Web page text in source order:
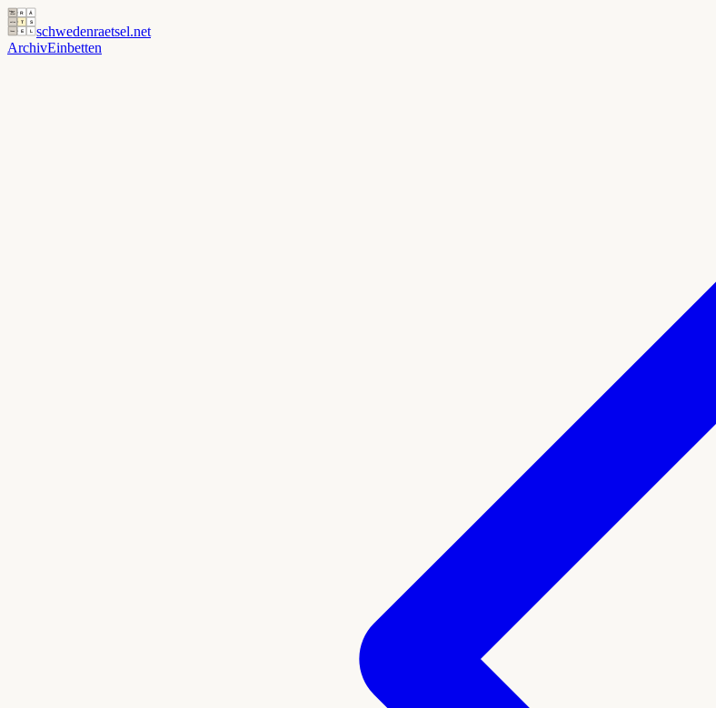
schwedenraetsel.net
ArchivEinbetten